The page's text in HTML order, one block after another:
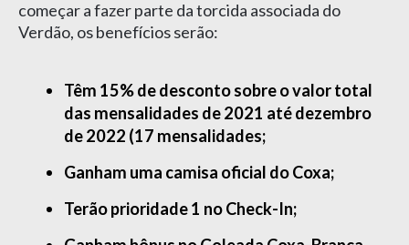
começar a fazer parte da torcida associada do
Verdão, os benefícios serão:
Têm 15% de desconto sobre o valor total
das mensalidades de 2021 até dezembro
de 2022 (17 mensalidades;
Ganham uma camisa oficial do Coxa;
Terão prioridade 1 no Check-In;